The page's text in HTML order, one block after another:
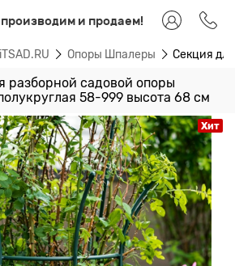
производим и продаем!
Опоры Шпалеры Секция
разборной садовой опоры
58-999 высота 68 см
Хит